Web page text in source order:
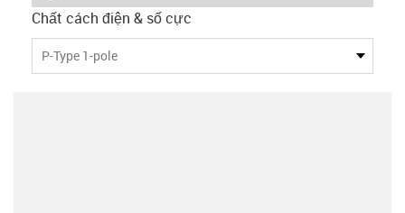
Chất cách điện & số cực
P-Type 1-pole